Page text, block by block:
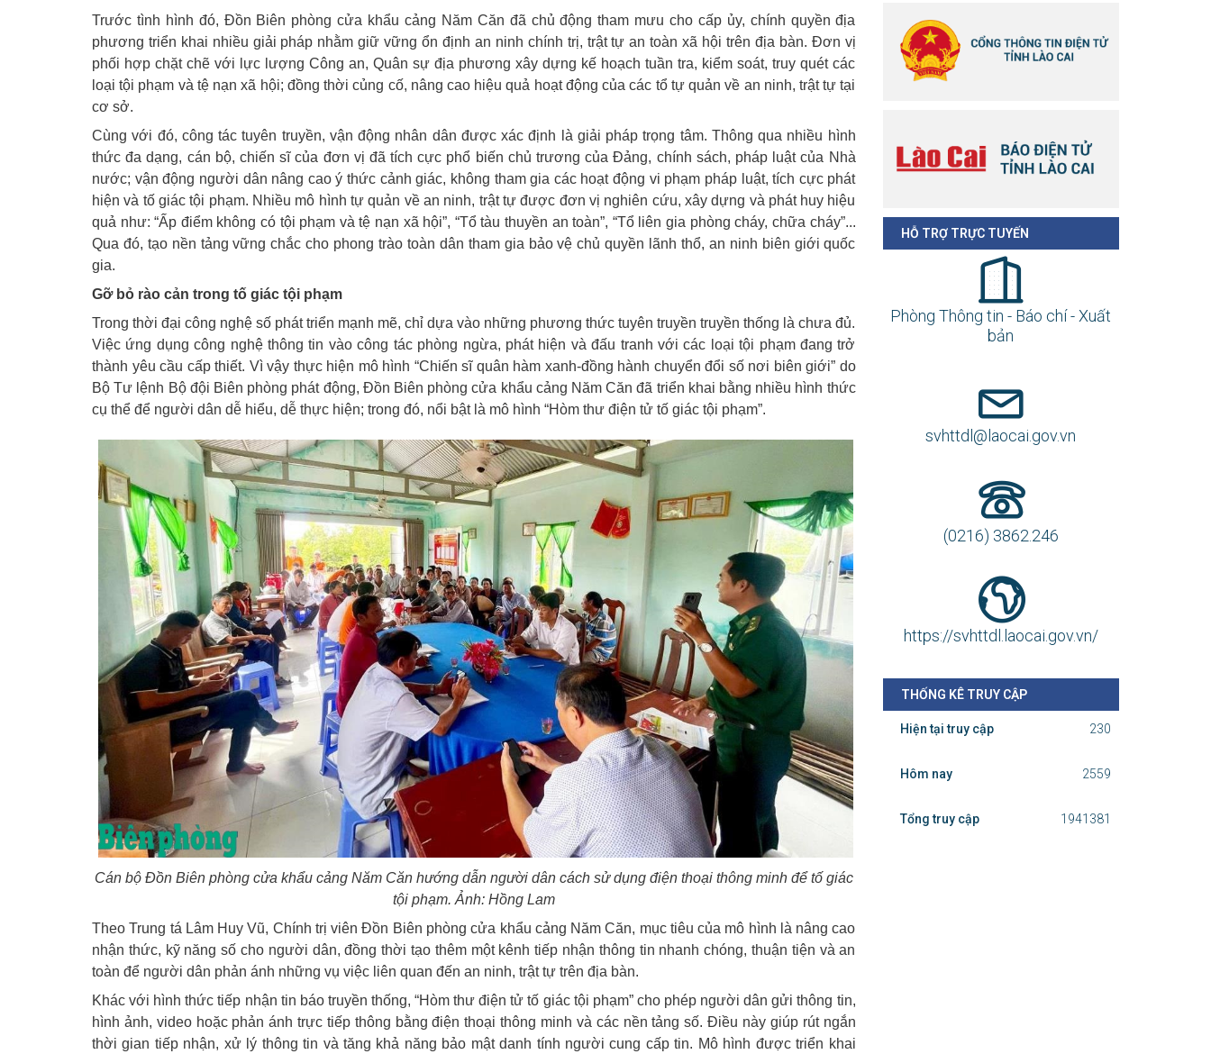
Trước tình hình đó, Đồn Biên phòng cửa khẩu cảng Năm Căn đã chủ động tham mưu cho cấp ủy, chính quyền địa
phương triển khai nhiều giải pháp nhằm giữ vững ổn định an ninh chính trị, trật tự an toàn xã hội trên địa bàn. Đơn vị
phối hợp chặt chẽ với lực lượng Công an, Quân sự địa phương xây dựng kế hoạch tuần tra, kiểm soát, truy quét các
loại tội phạm và tệ nạn xã hội; đồng thời củng cố, nâng cao hiệu quả hoạt động của các tổ tự quản về an ninh, trật tự tại
cơ sở.
Cùng với đó, công tác tuyên truyền, vận động nhân dân được xác định là giải pháp trọng tâm. Thông qua nhiều hình
thức đa dạng, cán bộ, chiến sĩ của đơn vị đã tích cực phổ biến chủ trương của Đảng, chính sách, pháp luật của Nhà
nước; vận động người dân nâng cao ý thức cảnh giác, không tham gia các hoạt động vi phạm pháp luật, tích cực phát
hiện và tố giác tội phạm. Nhiều mô hình tự quản về an ninh, trật tự được đơn vị nghiên cứu, xây dựng và phát huy hiệu
quả như: “Ấp điểm không có tội phạm và tệ nạn xã hội”, “Tổ tàu thuyền an toàn”, “Tổ liên gia phòng cháy, chữa cháy”...
Qua đó, tạo nền tảng vững chắc cho phong trào toàn dân tham gia bảo vệ chủ quyền lãnh thổ, an ninh biên giới quốc
gia.
Gỡ bỏ rào cản trong tố giác tội phạm
Trong thời đại công nghệ số phát triển mạnh mẽ, chỉ dựa vào những phương thức tuyên truyền truyền thống là chưa đủ.
Việc ứng dụng công nghệ thông tin vào công tác phòng ngừa, phát hiện và đấu tranh với các loại tội phạm đang trở
thành yêu cầu cấp thiết. Vì vậy thực hiện mô hình “Chiến sĩ quân hàm xanh-đồng hành chuyển đổi số nơi biên giới” do
Bộ Tư lệnh Bộ đội Biên phòng phát động, Đồn Biên phòng cửa khẩu cảng Năm Căn đã triển khai bằng nhiều hình thức
cụ thể để người dân dễ hiểu, dễ thực hiện; trong đó, nổi bật là mô hình “Hòm thư điện tử tố giác tội phạm”.
Cán bộ Đồn Biên phòng cửa khẩu cảng Năm Căn hướng dẫn người dân cách sử dụng điện thoại thông minh để tố giác
tội phạm. Ảnh: Hồng Lam
Theo Trung tá Lâm Huy Vũ, Chính trị viên Đồn Biên phòng cửa khẩu cảng Năm Căn, mục tiêu của mô hình là nâng cao
nhận thức, kỹ năng số cho người dân, đồng thời tạo thêm một kênh tiếp nhận thông tin nhanh chóng, thuận tiện và an
toàn để người dân phản ánh những vụ việc liên quan đến an ninh, trật tự trên địa bàn.
Khác với hình thức tiếp nhận tin báo truyền thống, “Hòm thư điện tử tố giác tội phạm” cho phép người dân gửi thông tin,
hình ảnh, video hoặc phản ánh trực tiếp thông bằng điện thoại thông minh và các nền tảng số. Điều này giúp rút ngắn
thời gian tiếp nhận, xử lý thông tin và tăng khả năng bảo mật danh tính người cung cấp tin. Mô hình được triển khai
HỖ TRỢ TRỰC TUYẾN
Phòng Thông tin - Báo chí - Xuất
bản
svhttdl@laocai.gov.vn
(0216) 3862.246
https://svhttdl.laocai.gov.vn/
THỐNG KÊ TRUY CẬP
Hiện tại truy cập 230
Hôm nay 2559
Tổng truy cập 1941381